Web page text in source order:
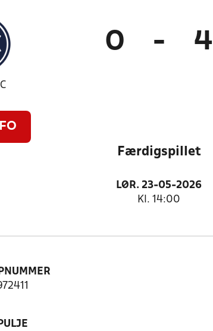
0 - 4
Færdigspillet
LØR. 23-05-2026
Kl. 14:00
PULJE